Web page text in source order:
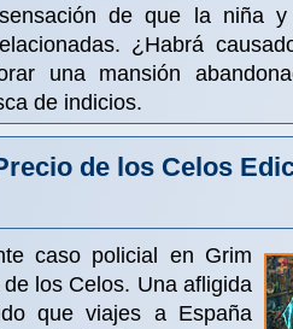
de que la niña
¿Habrá
una mansión
de indicios.
de los Celos
caso policial en Grim
los Celos. Una afligida
que viajes a España